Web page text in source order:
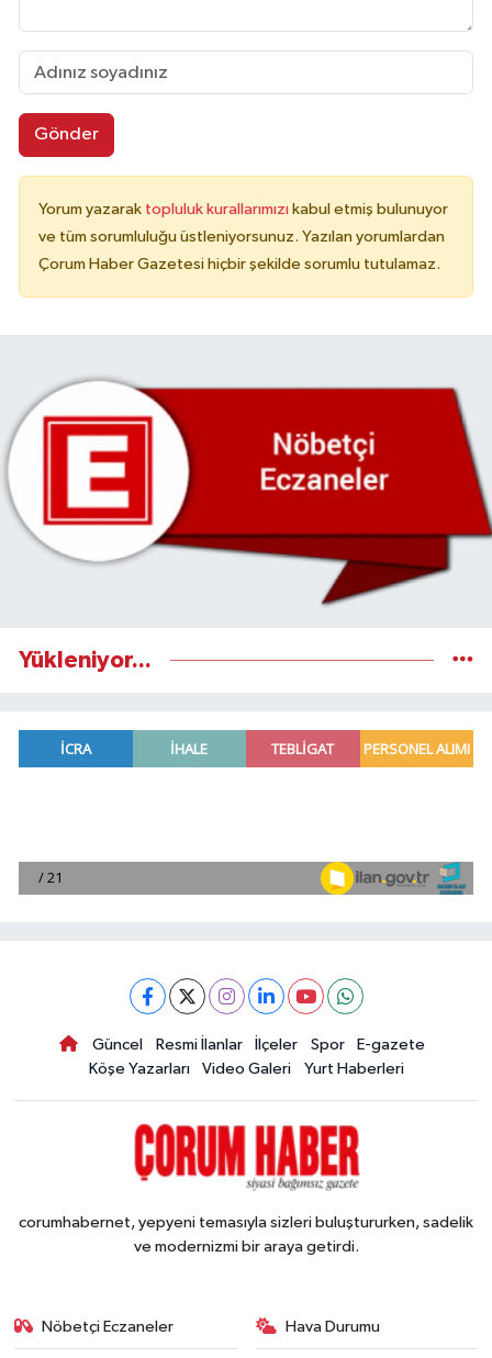
Gönder
Yorum yazarak topluluk kurallarımızı kabul etmiş bulunuyor
ve tüm sorumluluğu üstleniyorsunuz. Yazılan yorumlardan
Çorum Haber Gazetesi hiçbir şekilde sorumlu tutulamaz.
Yükleniyor...
Güncel Resmi İlanlar İlçeler Spor
E-gazete
Köşe Yazarları
Video Galeri Yurt Haberleri
corumhabernet, yepyeni temasıyla sizleri buluştururken, sadelik
ve modernizmi bir araya getirdi.
Nöbetçi Eczaneler Hava Durumu